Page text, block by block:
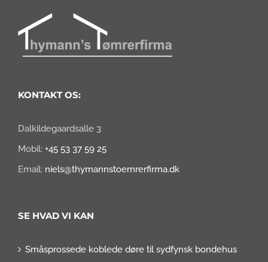
KONTAKT OS:
Dalkildegaardsalle 3
Mobil: +45 53 37 59 25
Email: niels@thymannstoemrerfirma.dk
SE HVAD VI KAN
Småsprossede koblede døre til sydfynsk bondehus